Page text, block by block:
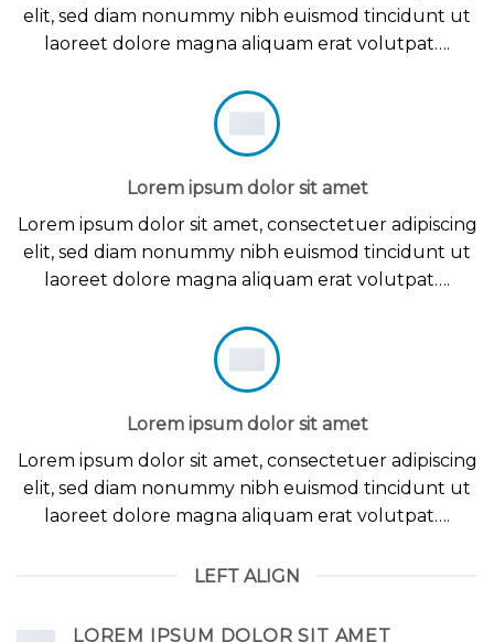
elit, sed diam nonummy nibh euismod tincidunt ut
laoreet dolore magna aliquam erat volutpat….
Lorem ipsum dolor sit amet
Lorem ipsum dolor sit amet, consectetuer adipiscing
elit, sed diam nonummy nibh euismod tincidunt ut
laoreet dolore magna aliquam erat volutpat….
Lorem ipsum dolor sit amet
Lorem ipsum dolor sit amet, consectetuer adipiscing
elit, sed diam nonummy nibh euismod tincidunt ut
laoreet dolore magna aliquam erat volutpat….
LEFT ALIGN
LOREM IPSUM DOLOR SIT AMET